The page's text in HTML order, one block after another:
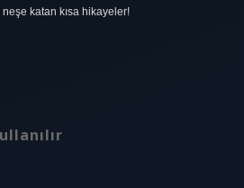
neşe katan kısa hikayeler!